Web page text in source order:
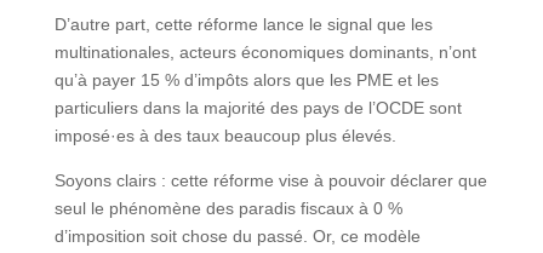
D’autre part, cette réforme lance le signal que les
multinationales, acteurs économiques dominants, n’ont
qu’à payer 15 % d’impôts alors que les PME et les
particuliers dans la majorité des pays de l’OCDE sont
imposé·es à des taux beaucoup plus élevés.
Soyons clairs : cette réforme vise à pouvoir déclarer que
seul le phénomène des paradis fiscaux à 0 %
d’imposition soit chose du passé. Or, ce modèle